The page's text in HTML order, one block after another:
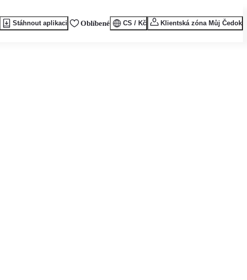
Stáhnout aplikaci Oblíbené CS / Kč Klientská zóna Můj Čedok